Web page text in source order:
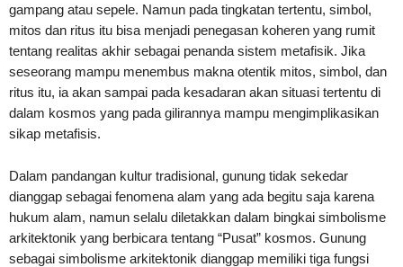
gampang atau sepele. Namun pada tingkatan tertentu, simbol,
mitos dan ritus itu bisa menjadi penegasan koheren yang rumit
tentang realitas akhir sebagai penanda sistem metafisik. Jika
seseorang mampu menembus makna otentik mitos, simbol, dan
ritus itu, ia akan sampai pada kesadaran akan situasi tertentu di
dalam kosmos yang pada gilirannya mampu mengimplikasikan
sikap metafisis.
Dalam pandangan kultur tradisional, gunung tidak sekedar
dianggap sebagai fenomena alam yang ada begitu saja karena
hukum alam, namun selalu diletakkan dalam bingkai simbolisme
arkitektonik yang berbicara tentang “Pusat” kosmos. Gunung
sebagai simbolisme arkitektonik dianggap memiliki tiga fungsi